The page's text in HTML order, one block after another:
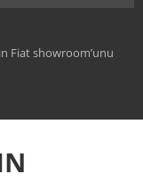
Fiat showroom’unu